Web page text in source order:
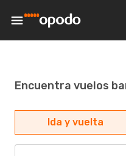
Encuentra vuelos
Ida y vuelta